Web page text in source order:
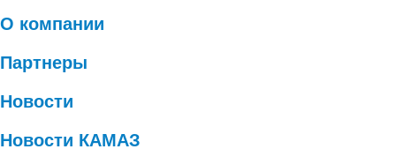
О компании
Партнеры
Новости
Новости КАМАЗ